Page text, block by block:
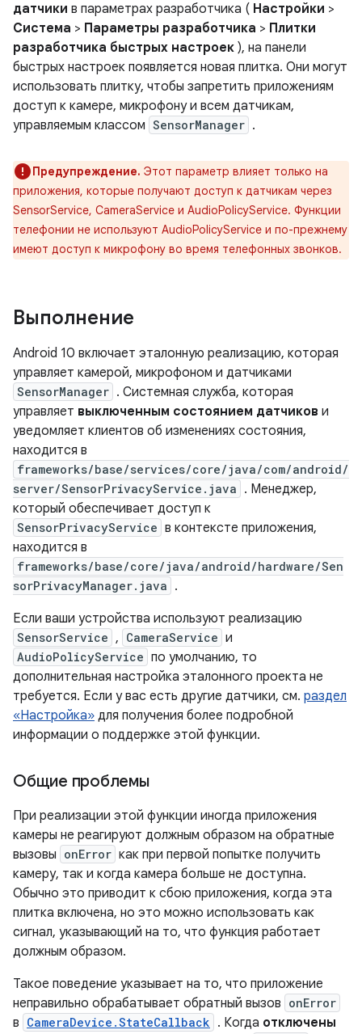
датчики в параметрах разработчика ( Настройки >
Система > Параметры разработчика > Плитки
разработчика быстрых настроек ), на панели
быстрых настроек появляется новая плитка. Они могут
использовать плитку, чтобы запретить приложениям
доступ к камере, микрофону и всем датчикам,
управляемым классом SensorManager .
Предупреждение. Этот параметр влияет только на
приложения, которые получают доступ к датчикам через
SensorService, CameraService и AudioPolicyService. Функции
телефонии не используют AudioPolicyService и по-прежнему
имеют доступ к микрофону во время телефонных звонков.
Выполнение
Android 10 включает эталонную реализацию, которая
управляет камерой, микрофоном и датчиками
SensorManager . Системная служба, которая
управляет выключенным состоянием датчиков и
уведомляет клиентов об изменениях состояния,
находится в
frameworks/base/services/core/java/com/android/
server/SensorPrivacyService.java . Менеджер,
который обеспечивает доступ к
SensorPrivacyService в контексте приложения,
находится в
frameworks/base/core/java/android/hardware/Sen
sorPrivacyManager.java .
Если ваши устройства используют реализацию
SensorService , CameraService и
AudioPolicyService по умолчанию, то
дополнительная настройка эталонного проекта не
требуется. Если у вас есть другие датчики, см. раздел
«Настройка» для получения более подробной
информации о поддержке этой функции.
Общие проблемы
При реализации этой функции иногда приложения
камеры не реагируют должным образом на обратные
вызовы onError как при первой попытке получить
камеру, так и когда камера больше не доступна.
Обычно это приводит к сбою приложения, когда эта
плитка включена, но это можно использовать как
сигнал, указывающий на то, что функция работает
должным образом.
Такое поведение указывает на то, что приложение
неправильно обрабатывает обратный вызов onError
в CameraDevice.StateCallback . Когда отключены